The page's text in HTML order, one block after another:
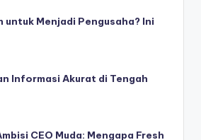
untuk Menjadi Pengusaha? Ini
Informasi Akurat di Tengah
CEO Muda: Mengapa Fresh